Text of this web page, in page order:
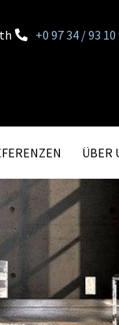
+0 97 34 / 93 10
ÜBER